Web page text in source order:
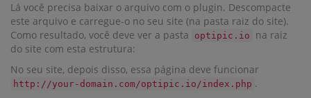
Lá você precisa baixar o arquivo com o plugin. Descompacte
este arquivo e carregue-o no seu site (na pasta raiz do site).
Como resultado, você deve ver a pasta
optipic.io
na raiz
do site com esta estrutura:
No seu site, depois disso, essa página deve funcionar
http://your-domain.com/optipic.io/index.php .